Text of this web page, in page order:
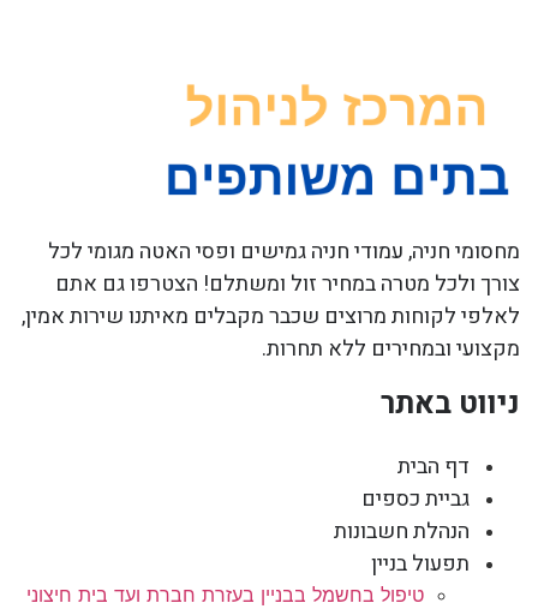
מחסומי חניה, עמודי חניה גמישים ופסי האטה מגומי לכל
צורך ולכל מטרה במחיר זול ומשתלם! הצטרפו גם אתם
לאלפי לקוחות מרוצים שכבר מקבלים מאיתנו שירות אמין,
מקצועי ובמחירים ללא תחרות.
ניווט באתר
דף הבית
גביית כספים
הנהלת חשבונות
תפעול בניין
טיפול בחשמל בבניין בעזרת חברת ועד בית חיצוני